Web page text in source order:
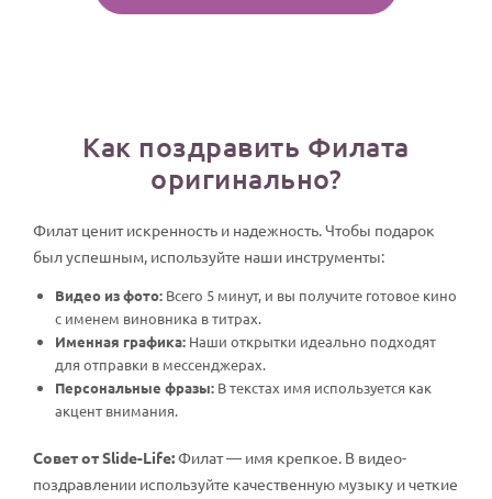
Как поздравить Филата
оригинально?
Филат ценит искренность и надежность. Чтобы подарок
был успешным, используйте наши инструменты:
Видео из фото: Всего 5 минут, и вы получите готовое кино
с именем виновника в титрах.
Именная графика: Наши открытки идеально подходят
для отправки в мессенджерах.
Персональные фразы: В текстах имя используется как
акцент внимания.
Совет от Slide-Life:Филат — имя крепкое. В видео-
поздравлении используйте качественную музыку и четкие